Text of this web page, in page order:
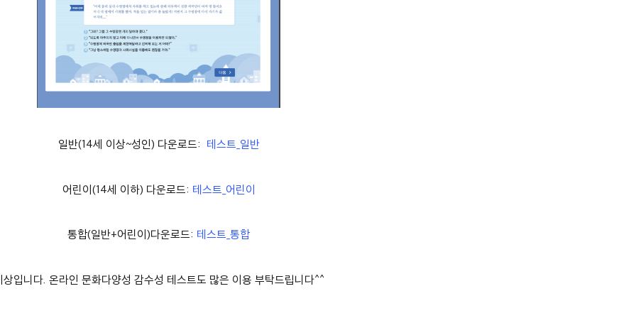
일반(14세 이상~성인) 다운로드: 테스트_일반
어린이(14세 이하) 다운로드: 테스트_어린이
통합(일반+어린이)다운로드: 테스트_통합
상입니다. 온라인 문화다양성 감수성 테스트도 많은 이용 부탁드립니다^^